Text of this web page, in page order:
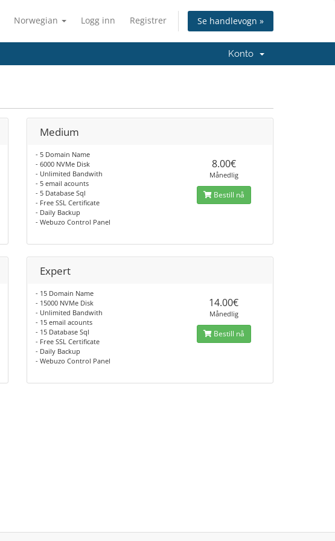
Norwegian Logg inn Registrer Se handlevogn »
Konto
Medium
- 5 Domain Name
- 6000 NVMe Disk
- Unlimited Bandwith
- 5 email acounts
- 5 Database Sql
- Free SSL Certificate
- Daily Backup
- Webuzo Control Panel
8.00€
Månedlig
Bestill nå
Expert
- 15 Domain Name
- 15000 NVMe Disk
- Unlimited Bandwith
- 15 email acounts
- 15 Database Sql
- Free SSL Certificate
- Daily Backup
- Webuzo Control Panel
14.00€
Månedlig
Bestill nå